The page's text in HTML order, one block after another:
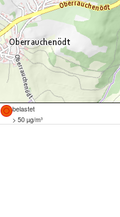
belastet
> 50 µg/m³